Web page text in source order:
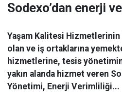
Sodexo’dan enerji
Yaşam Kalitesi
olan ve iş ortaklarına
hizmetlerine, tesis
yakın alanda hizmet veren
Yönetimi, Enerji Verimliliği...